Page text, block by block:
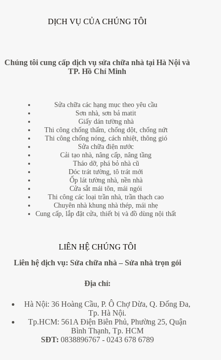
DỊCH VỤ CỦA CHÚNG TÔI
Chúng tôi cung cấp dịch vụ sửa chữa nhà tại Hà Nội và
TP. Hồ Chí Minh
Sửa chữa các hạng mục theo yêu cầu
Sơn nhà, sơn bả matit
Giấy dán tường nhà
Thi công chống thấm, chống dột, chống nứt
Thi công chống nóng, cách nhiệt, thông gió
Sửa chữa điện nước
Cải tạo nhà, nâng cấp, nâng tầng
Tháo dỡ, phá bỏ nhà cũ
Dóc trát tường, tô trát mới
Ốp lát tường nhà, nền nhà
Cửa sắt mái tôn, mái ngói
Thi công các loại trần nhà, trần thạch cao
Chuyên nhà khung nhà thép, mái nhẹ
Cung cấp, lắp đặt cửa, thiết bị và đồ dùng nội thất
LIÊN HỆ CHÚNG TÔI
Liên hệ dịch vụ: Sửa chữa nhà – Sửa nhà trọn gói
Địa chỉ:
Hà Nội: 36 Hoàng Cầu, P. Ô Chợ Dừa, Q. Đống Đa,
Tp. Hà Nội.
Tp.HCM: 561A Điện Biên Phủ, Phường 25, Quận
Bình Thạnh, Tp. HCM
SĐT: 0838896767- 0243 678 6789